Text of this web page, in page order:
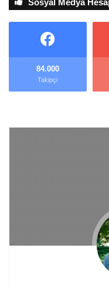
84.000
Takipçi